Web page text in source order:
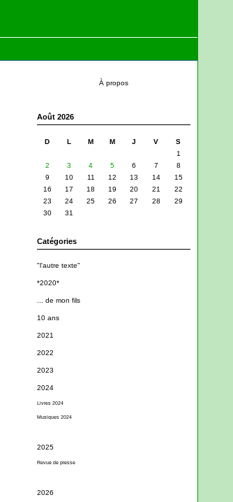
À propos
Août 2026
D L M M J V
S
1
2
3 4 5 6 7
8
9
10 11 12 13 14
15
16
17 18 19 20 21
22
23
24 25 26 27 28
29
30
31
Catégories
"l'autre texte"
*2020*
... de mon fils
10 ans
2021
2022
2023
2024
Livres 2024
Musiques 2024
2025
Revue de presse
2026